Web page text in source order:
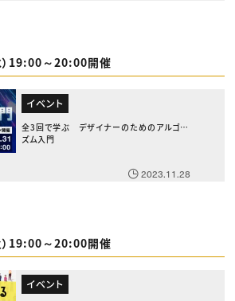
19:00～20:00開催
イベント
全3回で学ぶ デザイナーのためのアルゴリ
ズム入門
2023.11.28
19:00～20:00開催
イベント